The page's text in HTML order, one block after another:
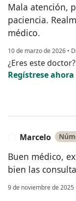
Mala atención,
paciencia.
médico.
10 de marzo de 2026 •
¿Eres este
Regístrese ahora
Marcelo
Buen médico,
bien las
9 de noviembre de 2025